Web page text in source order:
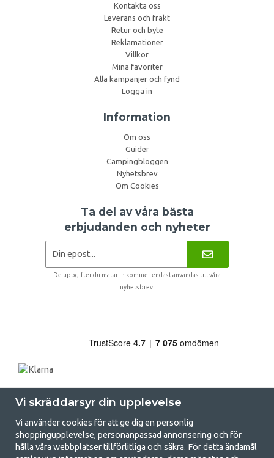
Kontakta oss
Leverans och frakt
Retur och byte
Reklamationer
Villkor
Mina favoriter
Alla kampanjer och fynd
Logga in
Information
Om oss
Guider
Campingbloggen
Nyhetsbrev
Om Cookies
Ta del av våra bästa
erbjudanden och nyheter
De uppgifter du matar in kommer endast användas till våra
nyhetsbrev.
Vi skräddarsyr din upplevelse
Vi använder cookies för att ge dig en personlig
shoppingupplevelse, personanpassad annonsering och för
hålla våra webbplatser tillförlitliga och säkra. För detta ändamål